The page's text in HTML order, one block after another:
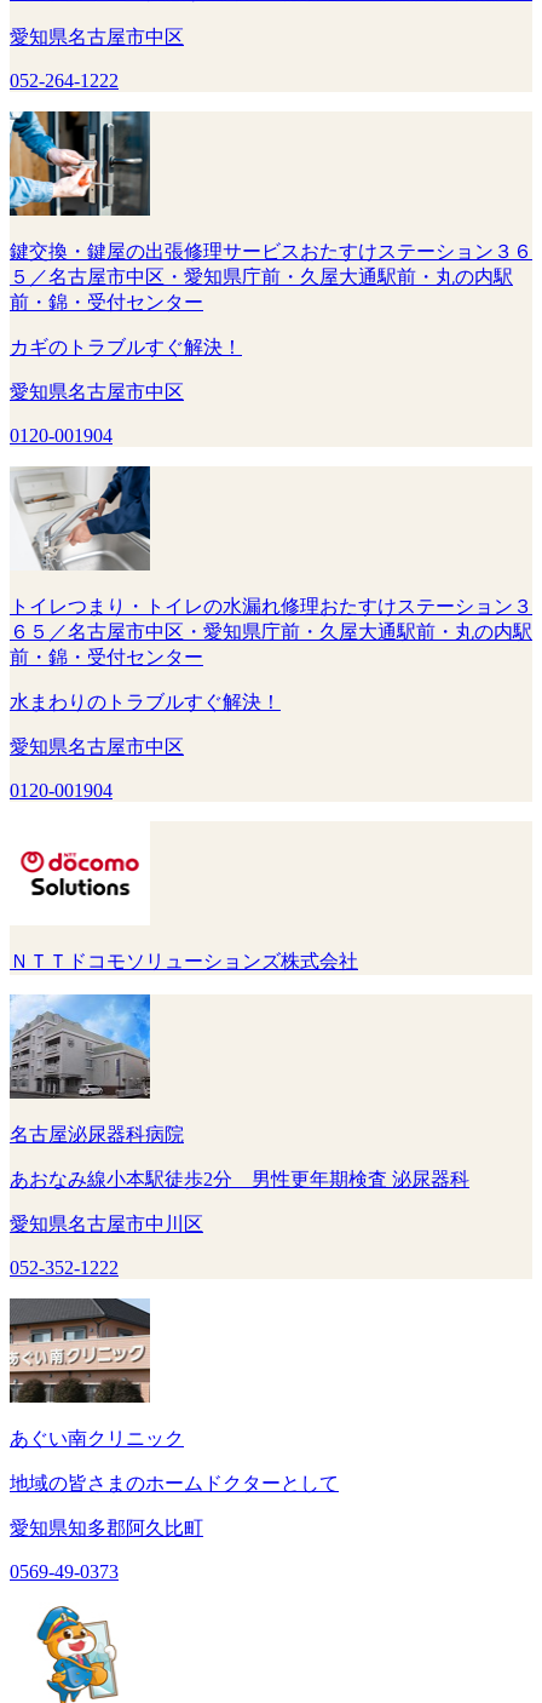
愛知県名古屋市中区
052-264-1222
鍵交換・鍵屋の出張修理サービスおたすけステーション３６
５／名古屋市中区・愛知県庁前・久屋大通駅前・丸の内駅
前・錦・受付センター
カギのトラブルすぐ解決！
愛知県名古屋市中区
0120-001904
トイレつまり・トイレの水漏れ修理おたすけステーション３
６５／名古屋市中区・愛知県庁前・久屋大通駅前・丸の内駅
前・錦・受付センター
水まわりのトラブルすぐ解決！
愛知県名古屋市中区
0120-001904
ＮＴＴドコモソリューションズ株式会社
名古屋泌尿器科病院
あおなみ線小本駅徒歩2分 男性更年期検査 泌尿器科
愛知県名古屋市中川区
052-352-1222
あぐい南クリニック
地域の皆さまのホームドクターとして
愛知県知多郡阿久比町
0569-49-0373